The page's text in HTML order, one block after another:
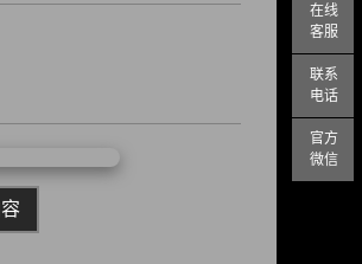
在线
客服
联系
电话
官方
微信